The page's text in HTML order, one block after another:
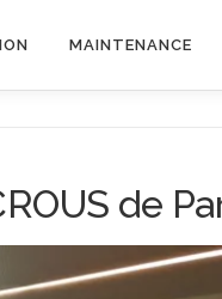
MAINTENANCE
de